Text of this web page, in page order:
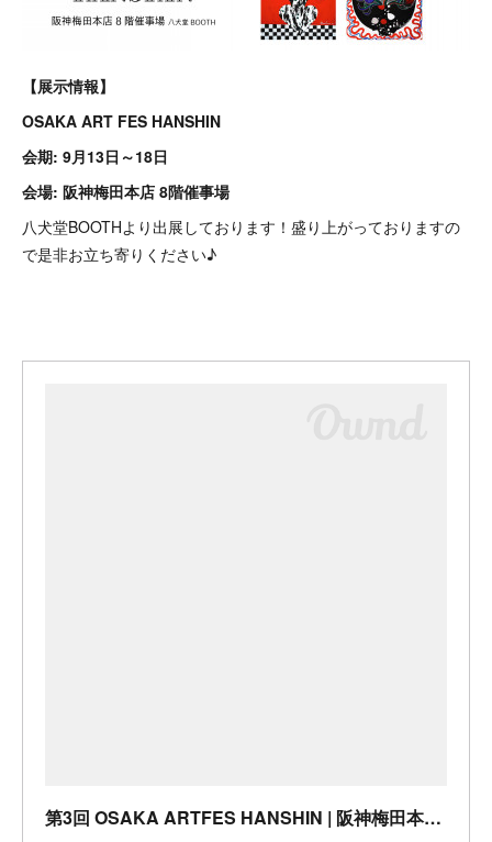
【展示情報】
OSAKA ART FES HANSHIN
会期: 9月13日～18日
会場: 阪神梅田本店 8階催事場
八犬堂BOOTHより出展しております！盛り上がっておりますの
で是非お立ち寄りください♪
第3回 OSAKA ARTFES HANSHIN | 阪神梅田本店 | 阪神百貨店